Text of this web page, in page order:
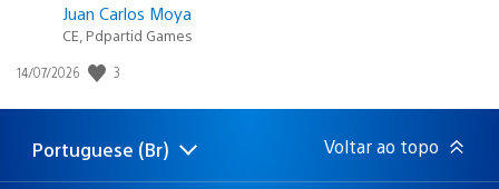
Juan Carlos Moya
CE, Pdpartid Games
Data
publicação:
14/07/2026 3
Selecione
uma
Região
atual:
Portuguese (Br) Voltar ao topo